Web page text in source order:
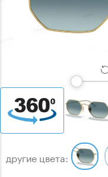
другие цвета: